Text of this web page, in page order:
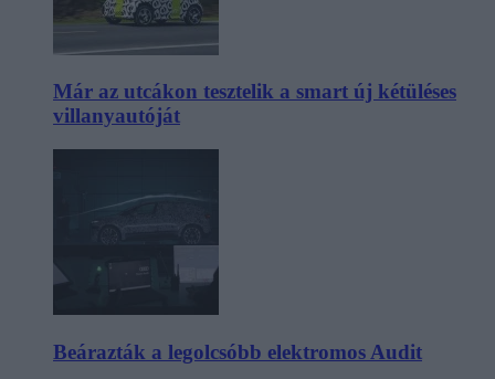
Már az utcákon tesztelik a smart új kétüléses
villanyautóját
Beárazták a legolcsóbb elektromos Audit